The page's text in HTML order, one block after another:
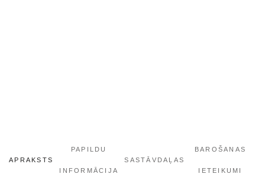
APRAKSTS
PAPILDU
INFORMĀCIJA
SASTĀVDAĻAS
BAROŠANAS
IETEIKUMI